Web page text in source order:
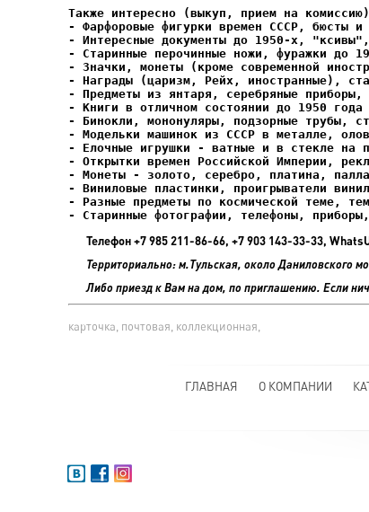
- Фарфоровые фигурки времен СССР, бюсты и
- Интересные документы до 1950-х, "ксивы",
- Елочные игрушки - ватные и в стекле на
- Старинные фотографии, телефоны,
Телефон +7 985 211-86-66, +7 903 143-33-33,
Территориально: м.Тульская, около Даниловского
Либо приезд к Вам на дом, по приглашению. Если
карточка, почтовая, коллекционная,
ГЛАВНАЯ О КОМПАНИИ